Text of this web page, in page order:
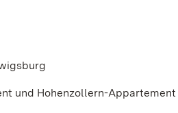
und Hohenzollern-